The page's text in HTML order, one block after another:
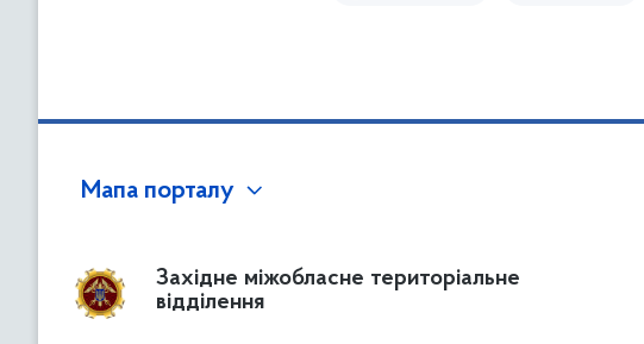
Мапа порталу
Західне міжобласне територіальне
відділення